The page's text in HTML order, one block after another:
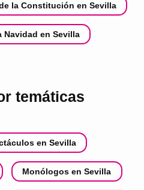
la Constitución en Sevilla
Navidad en Sevilla
temáticas
en Sevilla
Monólogos en Sevilla